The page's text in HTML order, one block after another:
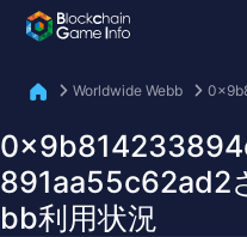
Worldwide Webb
891aa55c62ad2
bb利用状況